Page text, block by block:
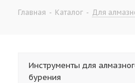
Главная - Каталог - Для
Инструменты для
бурения